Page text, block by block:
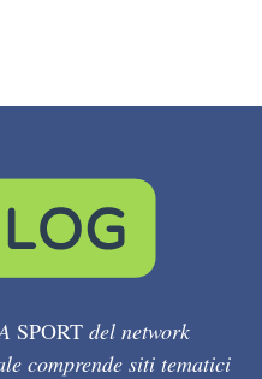
SPORT del network
comprende siti tematici